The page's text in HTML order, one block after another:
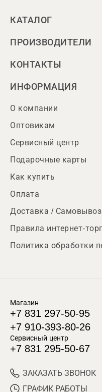
КАТАЛОГ
ПРОИЗВОДИТЕЛИ
КОНТАКТЫ
ИНФОРМАЦИЯ
О компании
Оптовикам
Сервисный центр
Подарочные карты
Как купить
Оплата
Доставка / Самовывоз
Правила интернет-
Политика обработки
Магазин
+7 831 297-50-95
+7 910-393-80-26
Сервисный центр
+7 831 295-50-67
ЗАКАЗАТЬ ЗВОНОК
ГРАФИК РАБОТЫ